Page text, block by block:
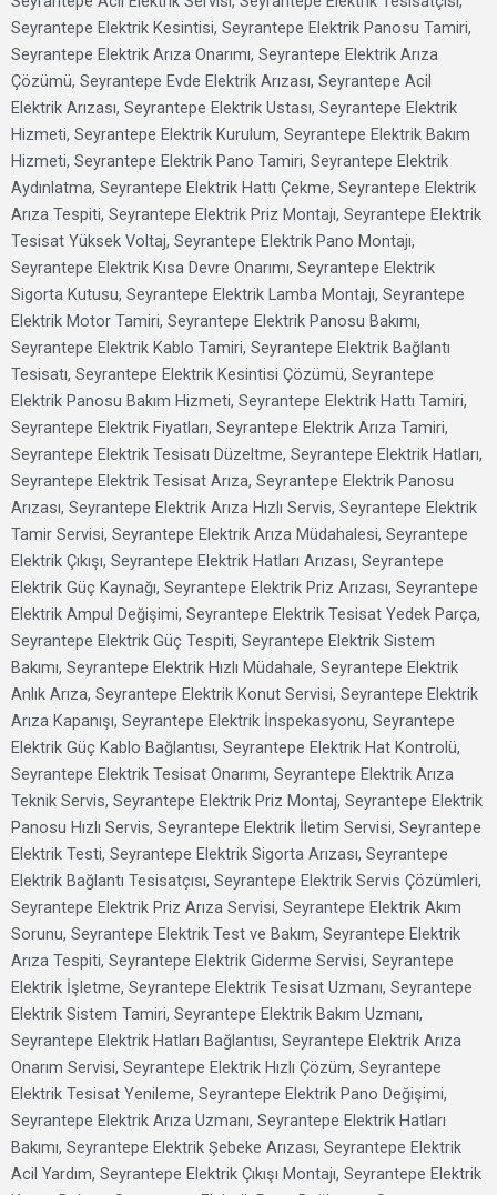
Seyrantepe Elektrik Kesintisi, Seyrantepe Elektrik Panosu Tamiri,
Seyrantepe Elektrik Arıza Onarımı, Seyrantepe Elektrik Arıza
Çözümü, Seyrantepe Evde Elektrik Arızası, Seyrantepe Acil
Elektrik Arızası, Seyrantepe Elektrik Ustası, Seyrantepe Elektrik
Hizmeti, Seyrantepe Elektrik Kurulum, Seyrantepe Elektrik Bakım
Hizmeti, Seyrantepe Elektrik Pano Tamiri, Seyrantepe Elektrik
Aydınlatma, Seyrantepe Elektrik Hattı Çekme, Seyrantepe Elektrik
Arıza Tespiti, Seyrantepe Elektrik Priz Montajı, Seyrantepe Elektrik
Tesisat Yüksek Voltaj, Seyrantepe Elektrik Pano Montajı,
Seyrantepe Elektrik Kısa Devre Onarımı, Seyrantepe Elektrik
Sigorta Kutusu, Seyrantepe Elektrik Lamba Montajı, Seyrantepe
Elektrik Motor Tamiri, Seyrantepe Elektrik Panosu Bakımı,
Seyrantepe Elektrik Kablo Tamiri, Seyrantepe Elektrik Bağlantı
Tesisatı, Seyrantepe Elektrik Kesintisi Çözümü, Seyrantepe
Elektrik Panosu Bakım Hizmeti, Seyrantepe Elektrik Hattı Tamiri,
Seyrantepe Elektrik Fiyatları, Seyrantepe Elektrik Arıza Tamiri,
Seyrantepe Elektrik Tesisatı Düzeltme, Seyrantepe Elektrik Hatları,
Seyrantepe Elektrik Tesisat Arıza, Seyrantepe Elektrik Panosu
Arızası, Seyrantepe Elektrik Arıza Hızlı Servis, Seyrantepe Elektrik
Tamir Servisi, Seyrantepe Elektrik Arıza Müdahalesi, Seyrantepe
Elektrik Çıkışı, Seyrantepe Elektrik Hatları Arızası, Seyrantepe
Elektrik Güç Kaynağı, Seyrantepe Elektrik Priz Arızası, Seyrantepe
Elektrik Ampul Değişimi, Seyrantepe Elektrik Tesisat Yedek Parça,
Seyrantepe Elektrik Güç Tespiti, Seyrantepe Elektrik Sistem
Bakımı, Seyrantepe Elektrik Hızlı Müdahale, Seyrantepe Elektrik
Anlık Arıza, Seyrantepe Elektrik Konut Servisi, Seyrantepe Elektrik
Arıza Kapanışı, Seyrantepe Elektrik İnspekasyonu, Seyrantepe
Elektrik Güç Kablo Bağlantısı, Seyrantepe Elektrik Hat Kontrolü,
Seyrantepe Elektrik Tesisat Onarımı, Seyrantepe Elektrik Arıza
Teknik Servis, Seyrantepe Elektrik Priz Montaj, Seyrantepe Elektrik
Panosu Hızlı Servis, Seyrantepe Elektrik İletim Servisi, Seyrantepe
Elektrik Testi, Seyrantepe Elektrik Sigorta Arızası, Seyrantepe
Elektrik Bağlantı Tesisatçısı, Seyrantepe Elektrik Servis Çözümleri,
Seyrantepe Elektrik Priz Arıza Servisi, Seyrantepe Elektrik Akım
Sorunu, Seyrantepe Elektrik Test ve Bakım, Seyrantepe Elektrik
Arıza Tespiti, Seyrantepe Elektrik Giderme Servisi, Seyrantepe
Elektrik İşletme, Seyrantepe Elektrik Tesisat Uzmanı, Seyrantepe
Elektrik Sistem Tamiri, Seyrantepe Elektrik Bakım Uzmanı,
Seyrantepe Elektrik Hatları Bağlantısı, Seyrantepe Elektrik Arıza
Onarım Servisi, Seyrantepe Elektrik Hızlı Çözüm, Seyrantepe
Elektrik Tesisat Yenileme, Seyrantepe Elektrik Pano Değişimi,
Seyrantepe Elektrik Arıza Uzmanı, Seyrantepe Elektrik Hatları
Bakımı, Seyrantepe Elektrik Şebeke Arızası, Seyrantepe Elektrik
Acil Yardım, Seyrantepe Elektrik Çıkışı Montajı, Seyrantepe Elektrik